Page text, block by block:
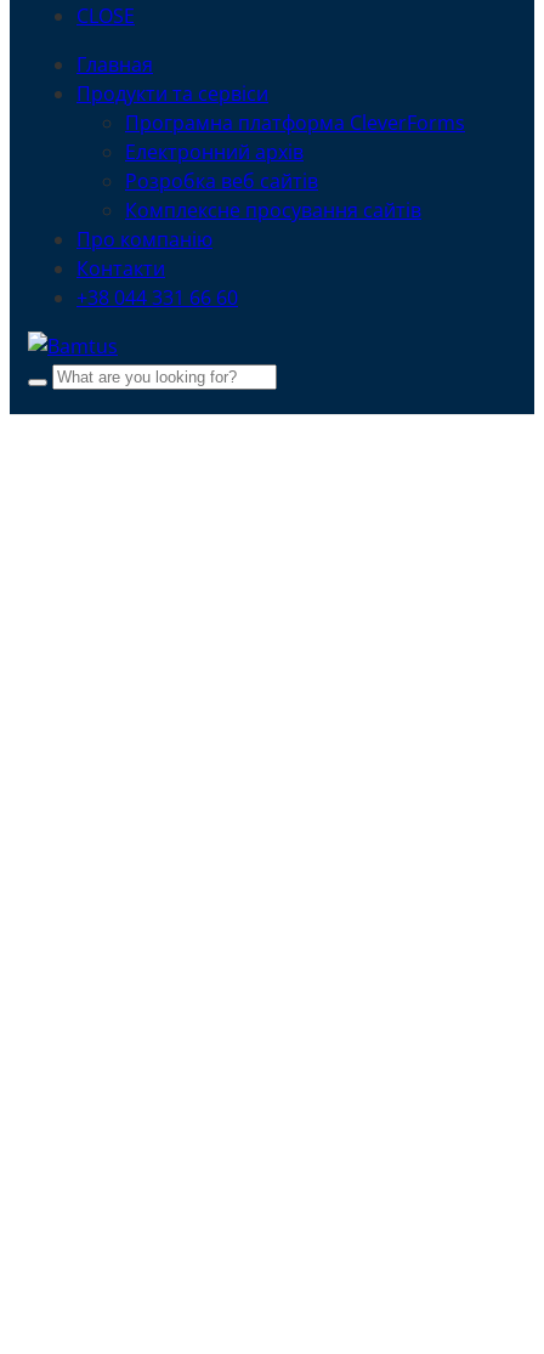
CLOSE
Главная
Продукти та сервіси
Програмна платформа CleverForms
Електронний архів
Розробка веб сайтів
Комплексне просування сайтів
Про компанію
Контакти
+38 044 331 66 60